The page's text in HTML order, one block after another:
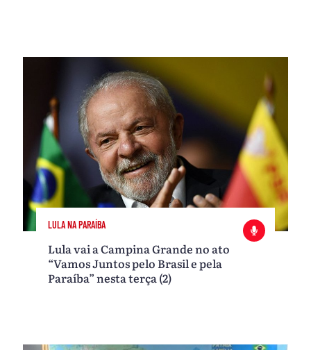
LULA NA PARAÍBA
Lula vai a Campina Grande no ato
“Vamos Juntos pelo Brasil e pela
Paraíba” nesta terça (2)